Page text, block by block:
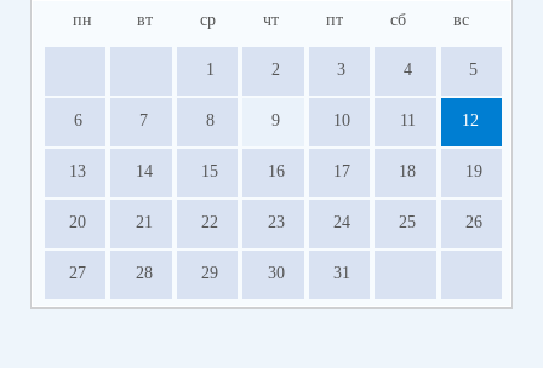
пн вт ср чт пт сб вс
1 2 3 4 5
6 7 8 9 10 11 12
13 14 15 16 17 18 19
20 21 22 23 24 25 26
27 28 29 30 31